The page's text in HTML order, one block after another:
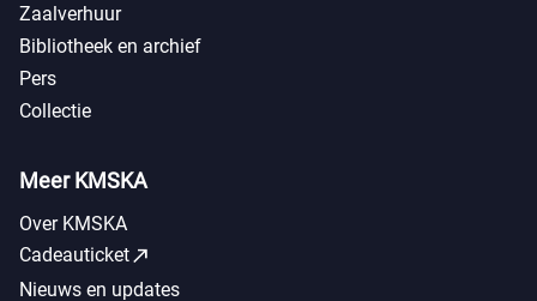
Zaalverhuur
Bibliotheek en archief
Pers
Collectie
Meer KMSKA
Over KMSKA
Cadeauticketcall_made
Nieuws en updates